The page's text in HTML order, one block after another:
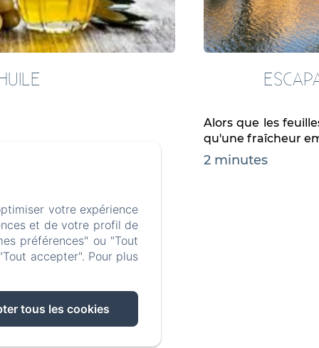
Alors que les
qu'une fraîcheur
2 minutes
votre expérience
et de votre profil de
préférences" ou "Tout
accepter". Pour plus
tous les cookies